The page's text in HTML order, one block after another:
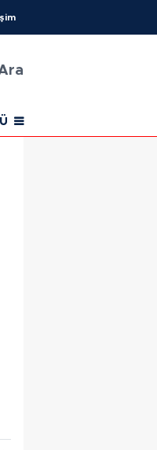
SAĞLIK